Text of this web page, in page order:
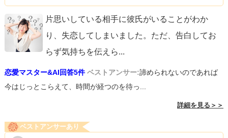
片思いしている相手に彼氏がいることがわか
り、失恋してしまいました。ただ、告白してお
らず気持ちを伝えら...
恋愛マスター&AI回答5件 ベストアンサー:諦められないのであれば
今はじっとこらえて、時間が経つのを待っ...
詳細を見る＞＞
ベストアンサーあり